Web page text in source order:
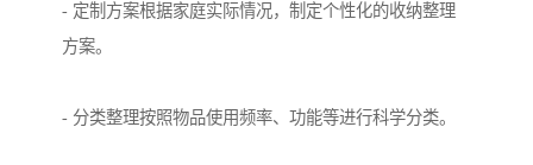
- 定制方案根据家庭实际情况，制定个性化的收纳整理
方案。
- 分类整理按照物品使用频率、功能等进行科学分类。